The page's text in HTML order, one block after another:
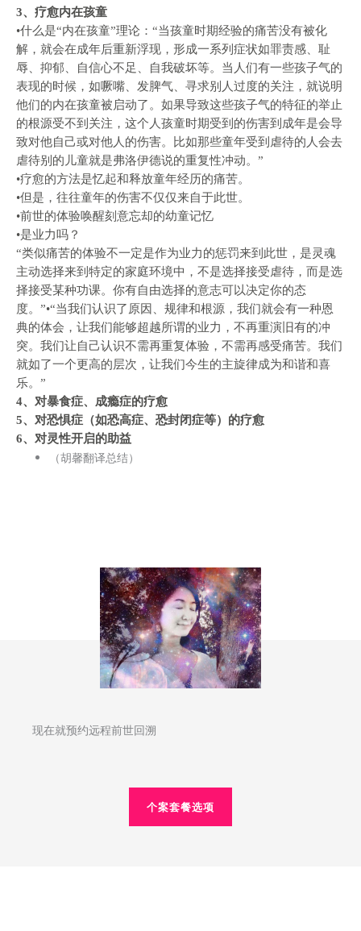
3、疗愈内在孩童
•什么是“内在孩童”理论：“当孩童时期经验的痛苦没有被化
解，就会在成年后重新浮现，形成一系列症状如罪责感、耻
辱、抑郁、自信心不足、自我破坏等。当人们有一些孩子气的
表现的时候，如噘嘴、发脾气、寻求别人过度的关注，就说明
他们的内在孩童被启动了。如果导致这些孩子气的特征的举止
的根源受不到关注，这个人孩童时期受到的伤害到成年是会导
致对他自己或对他人的伤害。比如那些童年受到虐待的人会去
虐待别的儿童就是弗洛伊德说的重复性冲动。”
•疗愈的方法是忆起和释放童年经历的痛苦。
•但是，往往童年的伤害不仅仅来自于此世。
•前世的体验唤醒刻意忘却的幼童记忆
•是业力吗？
“类似痛苦的体验不一定是作为业力的惩罚来到此世，是灵魂
主动选择来到特定的家庭环境中，不是选择接受虐待，而是选
择接受某种功课。你有自由选择的意志可以决定你的态
度。”•“当我们认识了原因、规律和根源，我们就会有一种恩
典的体会，让我们能够超越所谓的业力，不再重演旧有的冲
突。我们让自己认识不需再重复体验，不需再感受痛苦。我们
就如了一个更高的层次，让我们今生的主旋律成为和谐和喜
乐。”
4、对暴食症、成瘾症的疗愈
5、对恐惧症（如恐高症、恐封闭症等）的疗愈
6、对灵性开启的助益
（胡馨翻译总结）
现在就预约远程前世回溯
个案套餐选项